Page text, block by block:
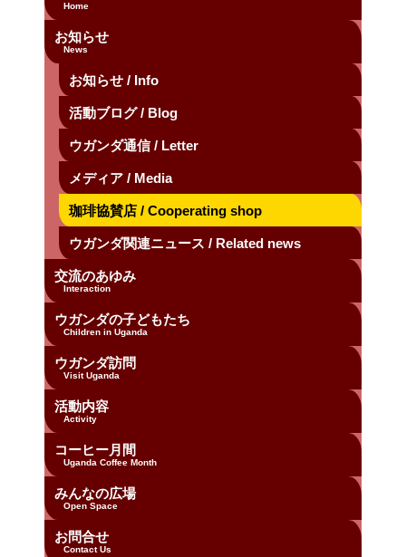
Home
お知らせ
News
お知らせ / Info
活動ブログ / Blog
ウガンダ通信 / Letter
メディア / Media
珈琲協賛店 / Cooperating shop
ウガンダ関連ニュース / Related news
交流のあゆみ
Interaction
ウガンダの子どもたち
Children in Uganda
ウガンダ訪問
Visit Uganda
活動内容
Activity
コーヒー月間
Uganda Coffee Month
みんなの広場
Open Space
お問合せ
Contact Us